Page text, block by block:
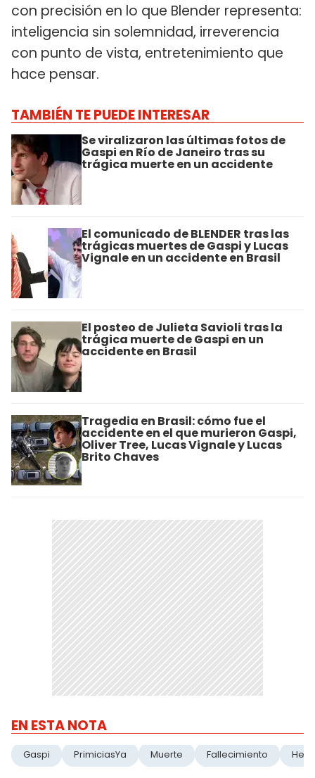
con precisión en lo que Blender representa:
inteligencia sin solemnidad, irreverencia
con punto de vista, entretenimiento que
hace pensar.
TAMBIÉN TE PUEDE INTERESAR
Se viralizaron las últimas fotos de
Gaspi en Río de Janeiro tras su
trágica muerte en un accidente
El comunicado de BLENDER tras las
trágicas muertes de Gaspi y Lucas
Vignale en un accidente en Brasil
El posteo de Julieta Savioli tras la
trágica muerte de Gaspi en un
accidente en Brasil
Tragedia en Brasil: cómo fue el
accidente en el que murieron Gaspi,
Oliver Tree, Lucas Vignale y Lucas
Brito Chaves
EN ESTA NOTA
Gaspi PrimiciasYa Muerte Fallecimiento